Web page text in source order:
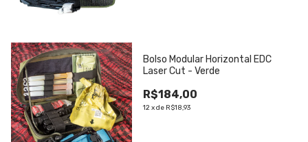
Bolso Modular Horizontal EDC
Laser Cut - Verde
R$184,00
12xde R$18,93